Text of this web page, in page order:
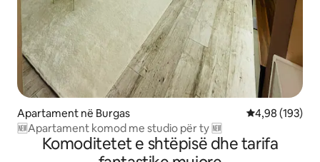
Apartament në Burgas Vlerësimi
4,98 (193)
🆕Apartament komod me studio për ty 🆕
Komoditetet e shtëpisë dhe tarifa